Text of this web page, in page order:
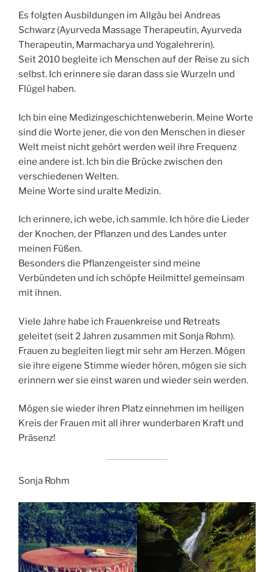
Es folgten Ausbildungen im Allgäu bei Andreas
Schwarz (Ayurveda Massage Therapeutin, Ayurveda
Therapeutin, Marmacharya und Yogalehrerin).
Seit 2010 begleite ich Menschen auf der Reise zu sich
selbst. Ich erinnere sie daran dass sie Wurzeln und
Flügel haben.
Ich bin eine Medizingeschichtenweberin. Meine Worte
sind die Worte jener, die von den Menschen in dieser
Welt meist nicht gehört werden weil ihre Frequenz
eine andere ist. Ich bin die Brücke zwischen den
verschiedenen Welten.
Meine Worte sind uralte Medizin.
Ich erinnere, ich webe, ich sammle. Ich höre die Lieder
der Knochen, der Pflanzen und des Landes unter
meinen Füßen.
Besonders die Pflanzengeister sind meine
Verbündeten und ich schöpfe Heilmittel gemeinsam
mit ihnen.
Viele Jahre habe ich Frauenkreise und Retreats
geleitet (seit 2 Jahren zusammen mit Sonja Rohm).
Frauen zu begleiten liegt mir sehr am Herzen. Mögen
sie ihre eigene Stimme wieder hören, mögen sie sich
erinnern wer sie einst waren und wieder sein werden.
Mögen sie wieder ihren Platz einnehmen im heiligen
Kreis der Frauen mit all ihrer wunderbaren Kraft und
Präsenz!
Sonja Rohm